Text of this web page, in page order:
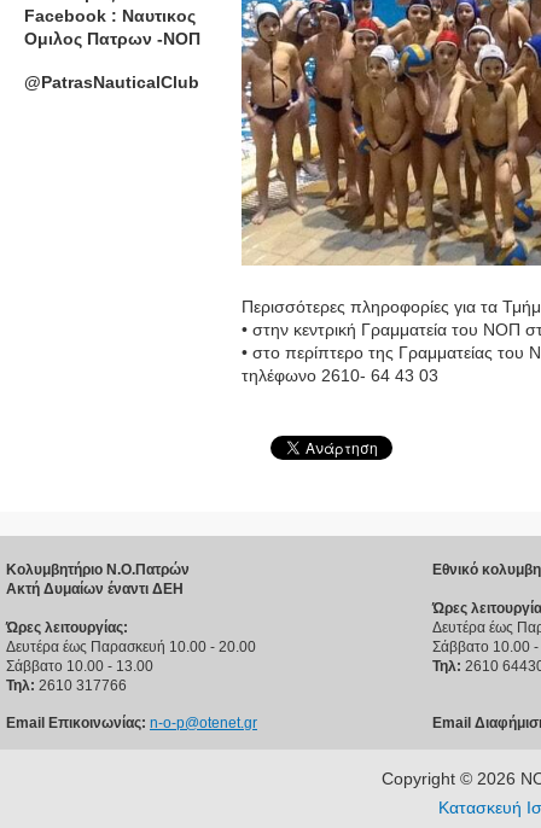
Facebook : Ναυτικος
Ομιλος Πατρων -ΝΟΠ
@PatrasNauticalClub
Περισσότερες πληροφορίες για τα
• στην κεντρική Γραμματεία του ΝΟΠ
• στο περίπτερο της Γραμματείας
τηλέφωνο 2610- 64 43 03
Κολυμβητήριο Ν.Ο.Πατρών
Ακτή Δυμαίων έναντι ΔΕΗ
Ώρες λειτουργίας:
Δευτέρα έως Παρασκευή 10.00 - 20.00
Σάββατο 10.00 - 13.00
Τηλ: 2610 317766
Email Επικοινωνίας: n-o-p@otenet.gr
Εθνικό
Ώρες
Δευτέρα έως
Σάββατο 10.00
Τηλ: 2610
Email
Copyright © 2026
Κατασκευή